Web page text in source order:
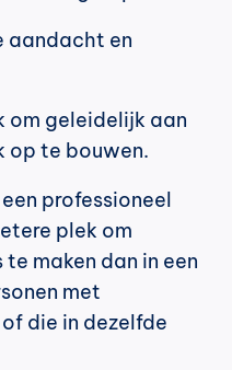
aandacht en
om geleidelijk aan
op te bouwen.
professioneel
plek om
maken dan in een
met
die in dezelfde